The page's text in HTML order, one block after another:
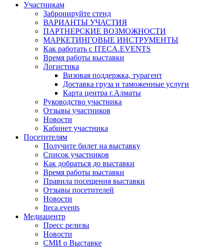
Участникам
Забронируйте стенд
ВАРИАНТЫ УЧАСТИЯ
ПАРТНЕРСКИЕ ВОЗМОЖНОСТИ
МАРКЕТИНГОВЫЕ ИНСТРУМЕНТЫ
Как работать с ITECA.EVENTS
Время работы выставки
Логистика
Визовая поддержка, турагент
Доставка груза и таможенные услуги
Карта центра г.Алматы
Руководство участника
Отзывы участников
Новости
Кабинет участника
Посетителям
Получите билет на выставку
Список участников
Как добраться до выставки
Время работы выставки
Правила посещения выставки
Отзывы посетителей
Новости
Iteca.events
Медиацентр
Пресс релизы
Новости
СМИ о Выставке